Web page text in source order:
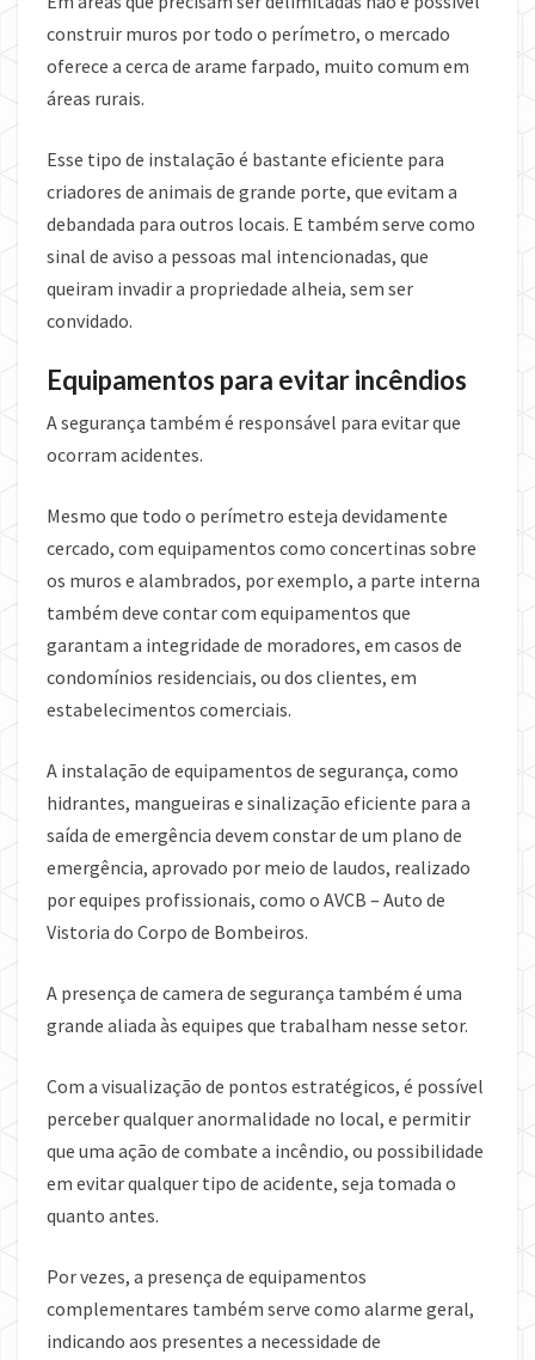
construir muros por todo o perímetro, o mercado
oferece a cerca de arame farpado, muito comum em
áreas rurais.
Esse tipo de instalação é bastante eficiente para
criadores de animais de grande porte, que evitam a
debandada para outros locais. E também serve como
sinal de aviso a pessoas mal intencionadas, que
queiram invadir a propriedade alheia, sem ser
convidado.
Equipamentos para evitar incêndios
A segurança também é responsável para evitar que
ocorram acidentes.
Mesmo que todo o perímetro esteja devidamente
cercado, com equipamentos como concertinas sobre
os muros e alambrados, por exemplo, a parte interna
também deve contar com equipamentos que
garantam a integridade de moradores, em casos de
condomínios residenciais, ou dos clientes, em
estabelecimentos comerciais.
A instalação de equipamentos de segurança, como
hidrantes, mangueiras e sinalização eficiente para a
saída de emergência devem constar de um plano de
emergência, aprovado por meio de laudos, realizado
por equipes profissionais, como o AVCB – Auto de
Vistoria do Corpo de Bombeiros.
A presença de camera de segurança também é uma
grande aliada às equipes que trabalham nesse setor.
Com a visualização de pontos estratégicos, é possível
perceber qualquer anormalidade no local, e permitir
que uma ação de combate a incêndio, ou possibilidade
em evitar qualquer tipo de acidente, seja tomada o
quanto antes.
Por vezes, a presença de equipamentos
complementares também serve como alarme geral,
indicando aos presentes a necessidade de